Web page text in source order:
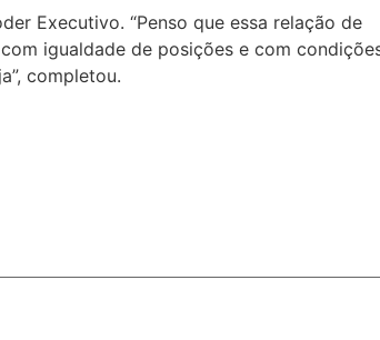
Executivo. “Penso que essa relação de
igualdade de posições e com
completou.